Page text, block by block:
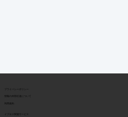
​情報の外部伝達について
イプロス関連サービス